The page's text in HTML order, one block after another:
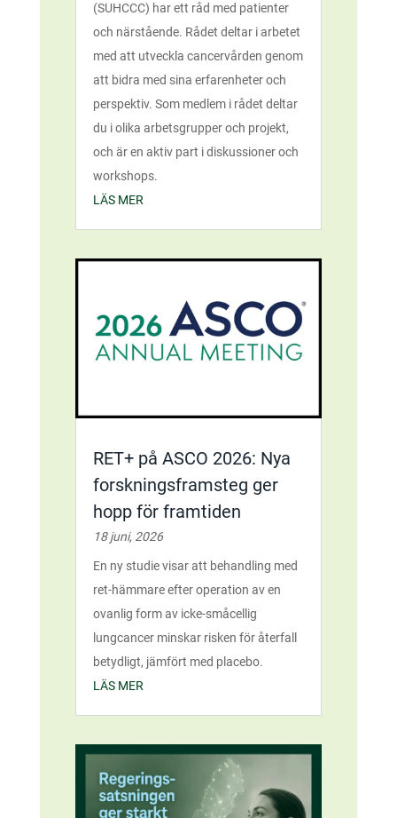
(SUHCCC) har ett råd med patienter
och närstående. Rådet deltar i arbetet
med att utveckla cancervården genom
att bidra med sina erfarenheter och
perspektiv. Som medlem i rådet deltar
du i olika arbetsgrupper och projekt,
och är en aktiv part i diskussioner och
workshops.
LÄS MER
RET+ på ASCO 2026: Nya
forskningsframsteg ger
hopp för framtiden
18 juni, 2026
En ny studie visar att behandling med
ret-hämmare efter operation av en
ovanlig form av icke-småcellig
lungcancer minskar risken för återfall
betydligt, jämfört med placebo.
LÄS MER